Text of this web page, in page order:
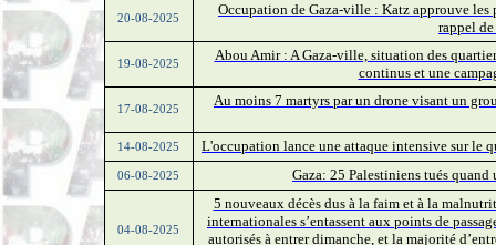
20-08-2025
Occupation de Gaza-ville : Katz approuve les
rappel
19-08-2025
Abou Amir : A Gaza-ville, situation des
continus et une
17-08-2025
Au moins 7 martyrs par un drone visant un
14-08-2025 L'occupation lance une attaque intensive sur le
06-08-2025 Gaza: 25 Palestiniens tués
04-08-2025
5 nouveaux décès dus à la faim et à la
internationales s’entassent aux points de
autorisés à entrer dimanche, et la majorité